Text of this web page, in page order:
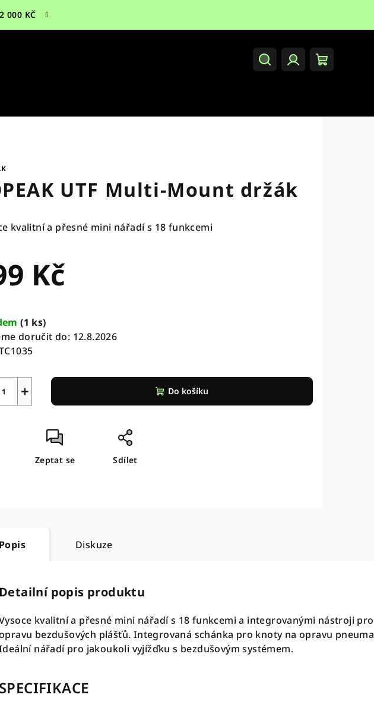
000 KČ
HledatPřihlášeníNákupní
UTF Multi-Mount držák
kvalitní a přesné mini nářadí s 18 funkcemi
Kč
(1 ks)
doručit do: 12.8.2026
+ Do košíku
Zeptat se Sdílet
Popis Diskuze
Detailní popis produktu
kvalitní a přesné mini nářadí s 18 funkcemi a integrovanými nástroji pro
bezdušových plášťů. Integrovaná schánka pro knoty na opravu
nářadí pro jakoukoli vyjížďku s bezdušovým systémem.
SPECIFIKACE